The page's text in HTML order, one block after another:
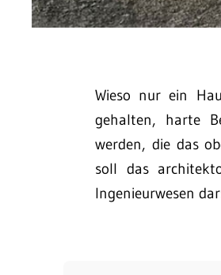
Wieso nur ein
gehalten, harte
werden, die das
soll das
Ingenieurwesen